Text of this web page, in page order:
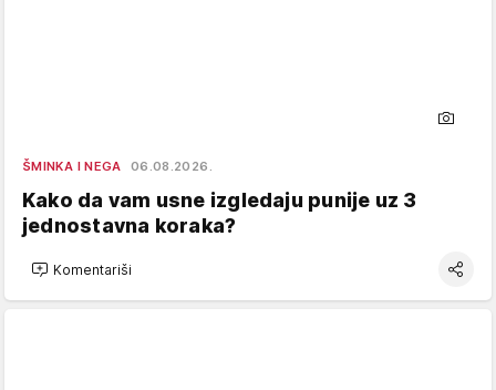
ŠMINKA I NEGA 06.08.2026.
Kako da vam usne izgledaju punije uz 3
jednostavna koraka?
Komentariši